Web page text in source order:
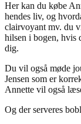
Her kan du købe
hendes liv, og
clairvoyant mv. du
hilsen i bogen, hvis
dig.
Du vil også møde
Jensen som er
Annette vil også
Og der serveres